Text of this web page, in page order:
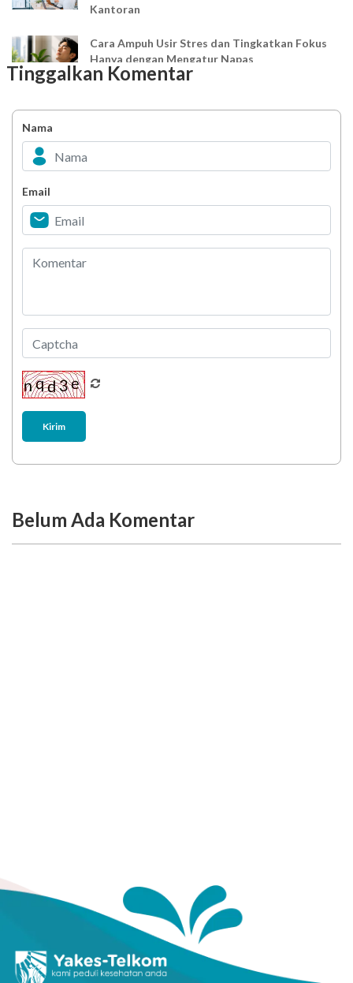
Kantoran
Cara Ampuh Usir Stres dan Tingkatkan Fokus
Hanya dengan Mengatur Napas
Bahagia dalam Tubuh
Minuman Manis, Teman atau Ancaman?
Berani Selesaikan Challenge 6.000 Langkah?
Tinggalkan Komentar
Nama
Email
Kirim
Belum Ada Komentar